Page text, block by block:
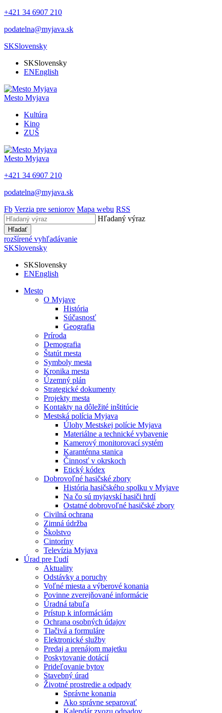
+421 34 6907 210
podatelna@myjava.sk
SKSlovensky
SKSlovensky
ENEnglish
Mesto Myjava
Kultúra
Kino
ZUŠ
Mesto Myjava
+421 34 6907 210
podatelna@myjava.sk
Fb Verzia pre seniorov Mapa webu RSS
Hľadaný výraz
Hľadať
rozšírené vyhľadávanie
SKSlovensky
SKSlovensky
ENEnglish
Mesto
O Myjave
História
Súčasnosť
Geografia
Príroda
Demografia
Štatút mesta
Symboly mesta
Kronika mesta
Územný plán
Strategické dokumenty
Projekty mesta
Kontakty na dôležité inštitúcie
Mestská polícia Myjava
Úlohy Mestskej polície Myjava
Materiálne a technické vybavenie
Kamerový monitorovací systém
Karanténna stanica
Činnosť v okrskoch
Etický kódex
Dobrovoľné hasičské zbory
História hasičského spolku v Myjave
Na čo sú myjavskí hasiči hrdí
Ostatné dobrovoľné hasičské zbory
Civilná ochrana
Zimná údržba
Školstvo
Cintoríny
Televízia Myjava
Úrad pre Ľudí
Aktuality
Odstávky a poruchy
Voľné miesta a výberové konania
Povinne zverejňované informácie
Úradná tabuľa
Prístup k informáciám
Ochrana osobných údajov
Tlačivá a formuláre
Elektronické služby
Predaj a prenájom majetku
Poskytovanie dotácií
Prideľovanie bytov
Stavebný úrad
Životné prostredie a odpady
Správne konania
Ako správne separovať
Kalendár zvozu odpadov